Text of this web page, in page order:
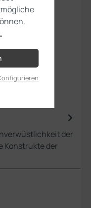
der
Konstrukte der